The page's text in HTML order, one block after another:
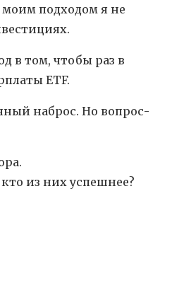
подходом я не
в том, чтобы раз в
ETF.
наброс. Но вопрос-
из них успешнее?